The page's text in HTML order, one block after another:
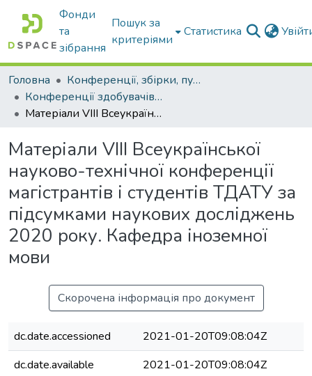
Фонди
та
зібрання
Пошук за
критеріями
Статистика
Головна
Конференції, збірки, публікації молодих вчених і здобувачів : магістрів, бакалаврів, аспірантів.
Конференції здобувачів та молодих вчених
Матеріали VIII Всеукраїнської науково-технічної конференції магістрантів і студентів ТДАТУ за підсумками наукових досліджень 2020 року. Кафедра іноземної мови
Матеріали VIII Всеукраїнської
науково-технічної конференції
магістрантів і студентів ТДАТУ за
підсумками наукових досліджень
2020 року. Кафедра іноземної
мови
Скорочена інформація про документ
dc.date.accessioned
2021-01-20T09:08:04Z
dc.date.available
2021-01-20T09:08:04Z